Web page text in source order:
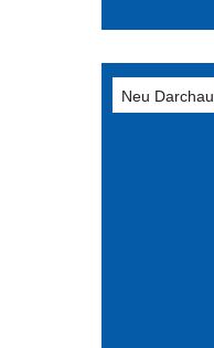
Neu Darchau